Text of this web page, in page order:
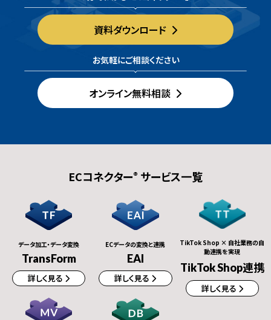
資料ダウンロード
お気軽にご相談ください
オンライン無料相談
ECコネクター® サービス一覧
データ加工・データ変換
TransForm
詳しく見る
ECデータの変換と連携
EAI
詳しく見る
TikTok Shop × 自社業務の自
動連携を実現
TikTok Shop連携
詳しく見る